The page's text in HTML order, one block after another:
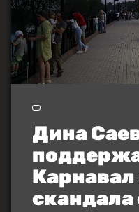
Дина
Карнавал